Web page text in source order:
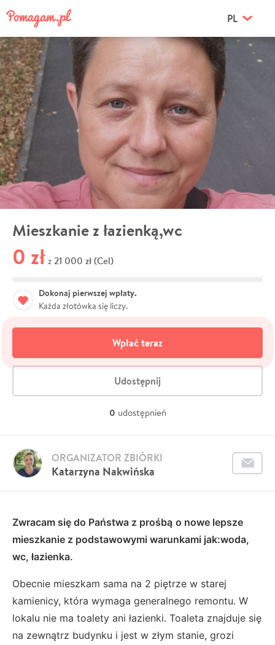
PL
Mieszkanie z łazienką,wc
0 zł z 21 000 zł (Cel)
Dokonaj pierwszej wpłaty.
Każda złotówka się liczy.
Wpłać teraz
Udostępnij
0 udostępnień
Katarzyna Nakwińska
ORGANIZATOR ZBIÓRKI
Zwracam się do Państwa z prośbą o nowe lepsze
mieszkanie z podstawowymi warunkami jak:woda,
wc, łazienka.
Obecnie mieszkam sama na 2 piętrze w starej
kamienicy, która wymaga generalnego remontu. W
lokalu nie ma toalety ani łazienki. Toaleta znajduje się
na zewnątrz budynku i jest w złym stanie, grozi